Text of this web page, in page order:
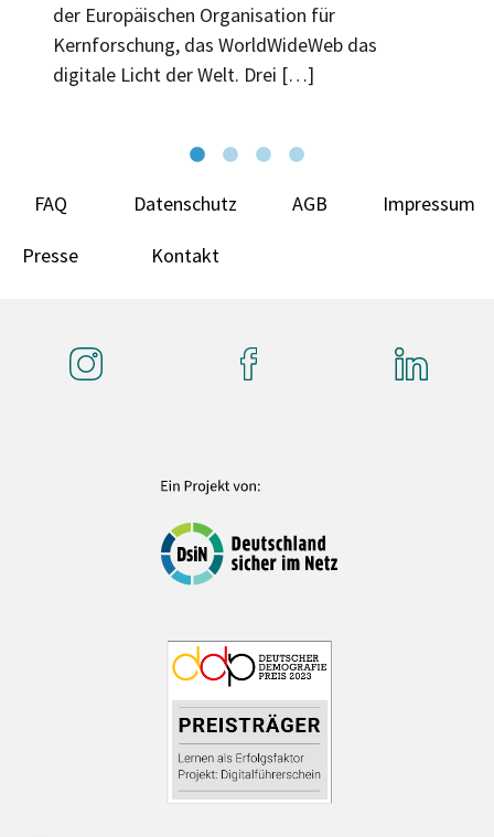
der Europäischen Organisation für
Kernforschung, das WorldWideWeb das
digitale Licht der Welt. Drei […]
FAQ Datenschutz AGB Impressum
Presse Kontakt